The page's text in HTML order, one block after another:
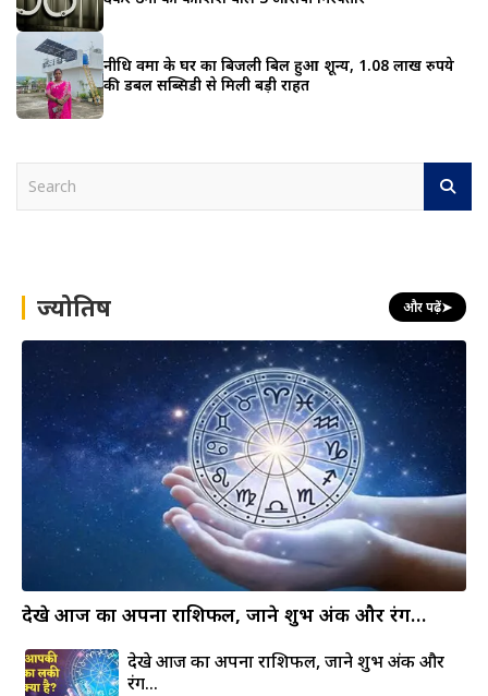
नीधि वर्मा के घर का बिजली बिल हुआ शून्य, 1.08 लाख रुपये
की डबल सब्सिडी से मिली बड़ी राहत
h ज्योतिष और पढ़ें➤
देखे आज का अपना राशिफल, जाने शुभ अंक और रंग…
देखे आज का अपना राशिफल, जाने शुभ अंक और
रंग…